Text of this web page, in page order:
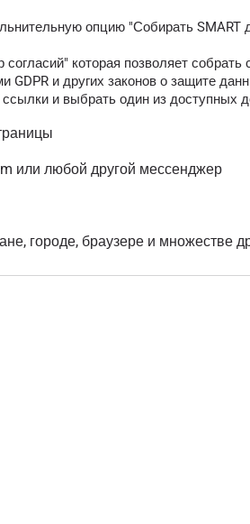
опцию "Собирать
которая позволяет
GDPR и других законов о защите
и выбрать один из доступных
или любой другой мессенджер
городе, браузере и множестве